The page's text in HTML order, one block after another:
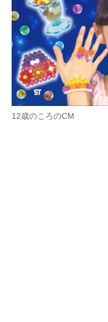
12歳のころのCM